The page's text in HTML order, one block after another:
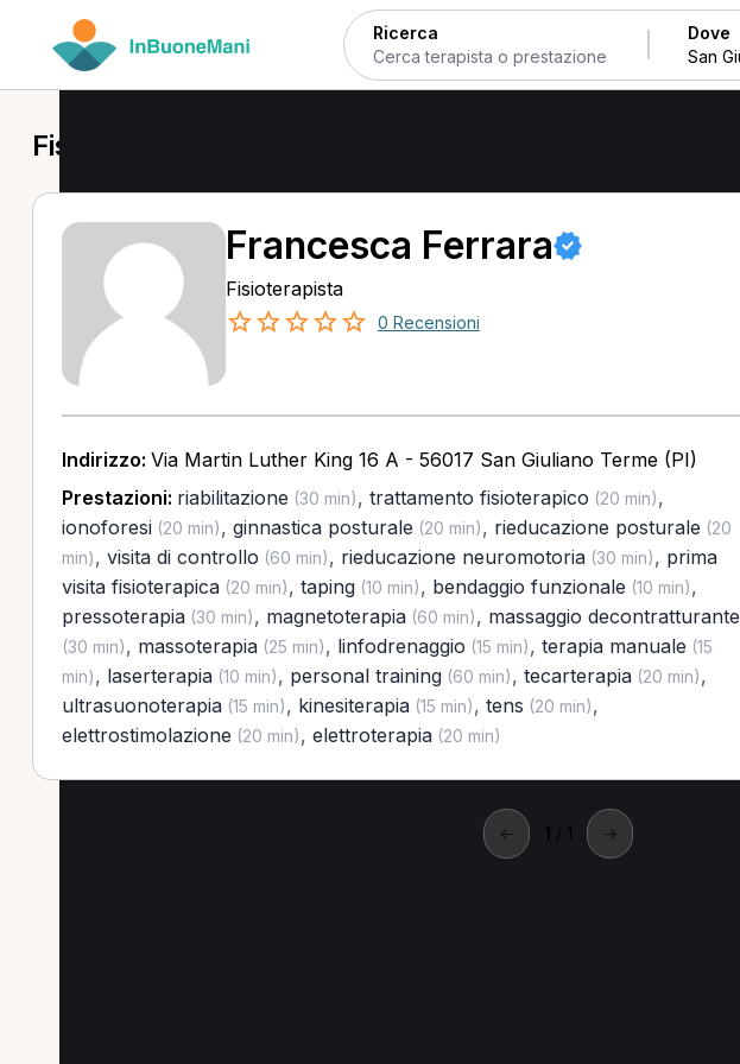
Ricerca Dove
Fisioterapista a San Giuliano Terme
Francesca Ferrara
Fisioterapista
0 Recensioni
Indirizzo: Via Martin Luther King 16 A - 56017 San Giuliano Terme (PI)
Prestazioni: riabilitazione (30 min), trattamento fisioterapico (20 min),
ionoforesi(20 min), ginnastica posturale (20 min), rieducazione posturale (20
min), visita di controllo (60 min), rieducazione neuromotoria(30 min), prima
visita fisioterapica(20 min), taping(10 min), bendaggio funzionale (10 min),
pressoterapia(30 min), magnetoterapia(60 min), massaggio decontratturante
(30 min), massoterapia(25 min), linfodrenaggio (15 min), terapia manuale (15
min), laserterapia(10 min), personal training(60 min), tecarterapia(20 min),
ultrasuonoterapia(15 min), kinesiterapia(15 min), tens (20 min),
elettrostimolazione (20 min), elettroterapia(20 min)
← 1 / 1 →